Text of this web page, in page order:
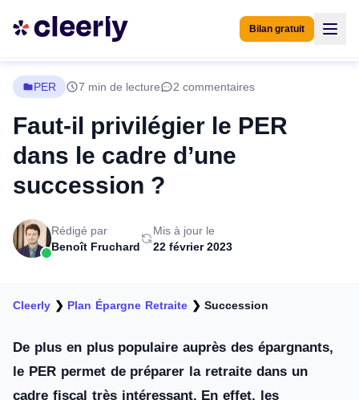
Bilan gratuit
PER 7 min de lecture 2 commentaires
Faut-il privilégier le PER
dans le cadre d’une
succession ?
Rédigé par
Benoît Fruchard
Mis à jour le
22 février 2023
Cleerly ❯ Plan Épargne Retraite❯Succession
De plus en plus populaire auprès des épargnants,
le PER permet de préparer la retraite dans un
cadre fiscal très intéressant. En effet, les